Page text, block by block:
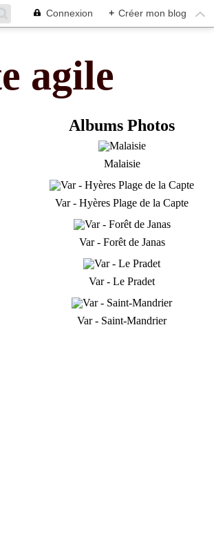
Connexion + Créer mon blog
agile
Albums Photos
Malaisie
Var - Hyères Plage de la Capte
Var - Forêt de Janas
Var - Le Pradet
Var - Saint-Mandrier